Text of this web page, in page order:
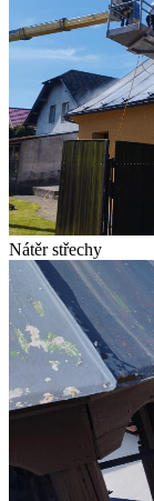
Nátěr střechy